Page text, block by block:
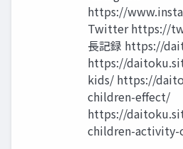
https://
Twitter https://
長記録 https://
https://
kids/ https://
children-effect/
https://
children-activity-